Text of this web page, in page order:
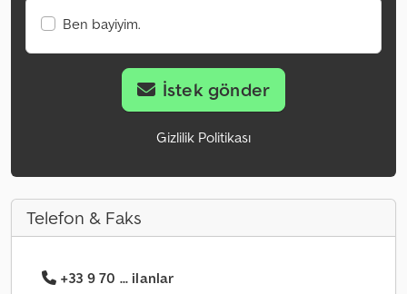
Ben bayiyim.
İstek gönder
Gizlilik Politikası
Telefon & Faks
+33 9 70 ... ilanlar